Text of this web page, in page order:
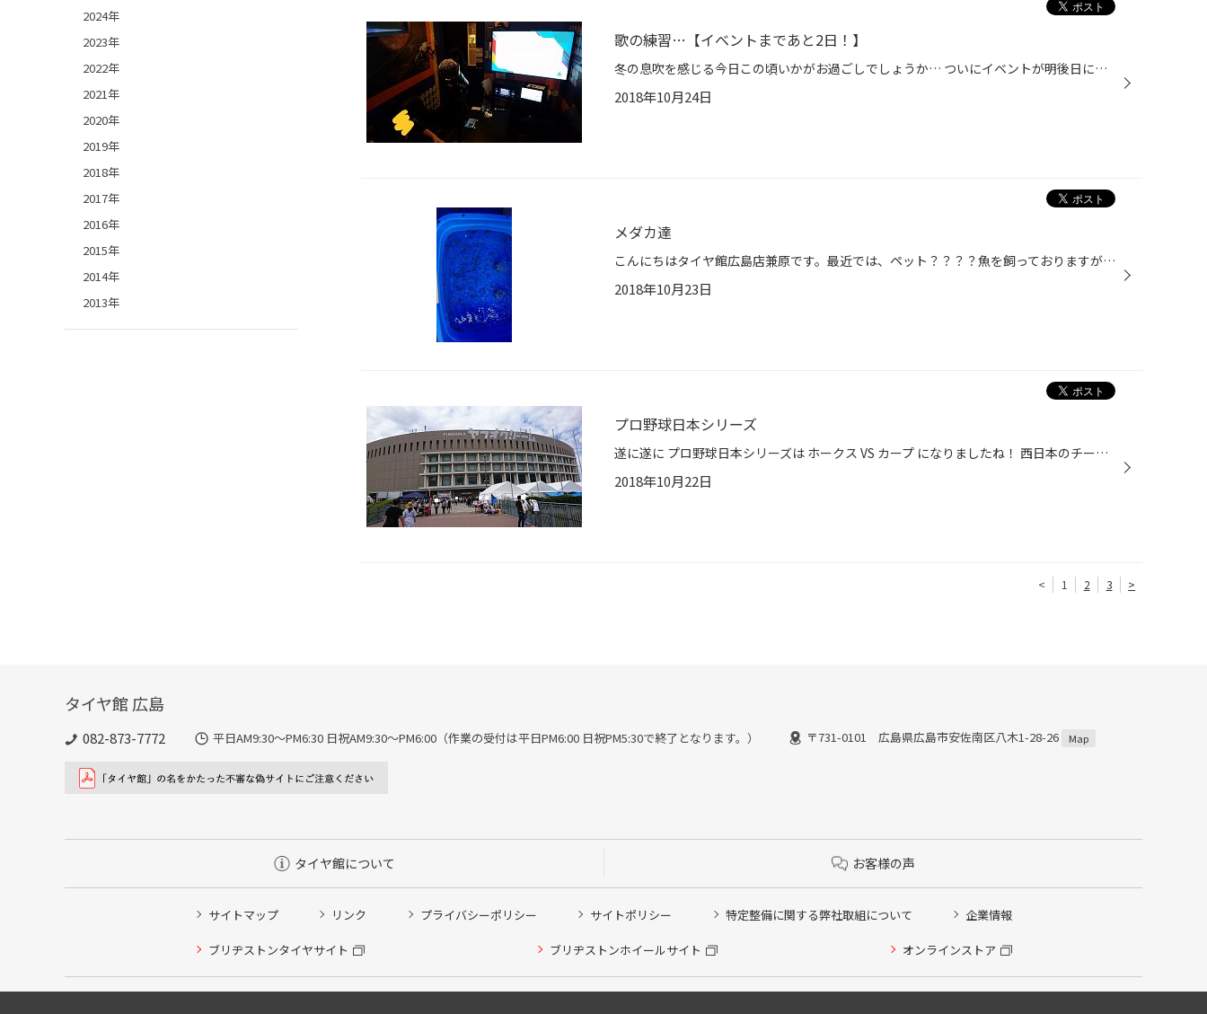
歌の練習…【イベントまであと2日！】
冬の息吹を感じる今日この頃いかがお過ごしでしょうか… ついにイベントが明後日に迫って参りました！ イベントにさしあたってお見積を取りにこられる方も多くなってきました。 当日はしっかり勉強させていただきますのでご期待の上ご来店お願いします！ さてさて、先日は久々にカラオケに行きました...
2018年10月24日
メダカ達
こんにちはタイヤ館広島店兼原です。最近では、ペット？？？？魚を飼っておりますが、メダカを飼おうと、見てますが、種類や大きさ値段まで、バラバラで、いろいろいるのに凄く悩みました。 結果何も、飼えず 実際は、見ただけで終わってしまいました。(-_-;)
2018年10月23日
プロ野球日本シリーズ
遂に遂に プロ野球日本シリーズは ホークス VS カープ になりましたね！ 西日本のチームが激突する シリーズ もちろん広島カープの優勝でしょ〜 タイヤ館広島は周年際開催 盛りあがりますよ〜♪
2018年10月22日
< 1 2 3 >
2024年
2023年
2022年
2021年
2020年
2019年
2018年
2017年
2016年
2015年
2014年
2013年
タイヤ館 広島
082-873-7772 平日AM9:30～PM6:30 日祝AM9:30〜PM6:00（作業の受付は平日PM6:00 日祝PM5:30で終了となります。） 〒731-0101 広島県広島市安佐南区八木1-28-26 Map
タイヤ館について お客様の声
サイトマップ リンク プライバシーポリシー サイトポリシー 特定整備に関する弊社取組について 企業情報
ブリヂストンタイヤサイト ブリヂストンホイールサイト オンラインストア